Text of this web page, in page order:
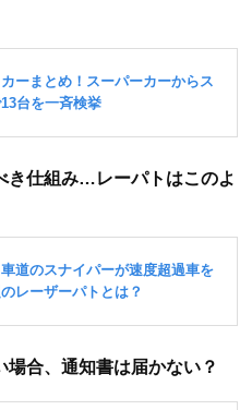
き仕組み…レーパトはこのよ
合、通知書は届かない？